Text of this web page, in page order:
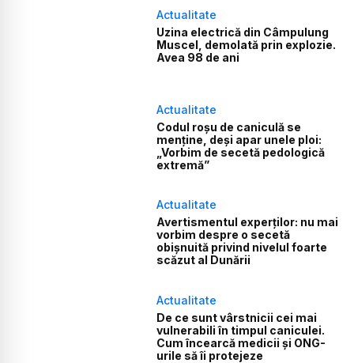
Actualitate
Uzina electrică din Câmpulung
Muscel, demolată prin explozie.
Avea 98 de ani
Actualitate
Codul roșu de caniculă se
menține, deși apar unele ploi:
„Vorbim de secetă pedologică
extremă”
Actualitate
Avertismentul experților: nu mai
vorbim despre o secetă
obișnuită privind nivelul foarte
scăzut al Dunării
Actualitate
De ce sunt vârstnicii cei mai
vulnerabili în timpul caniculei.
Cum încearcă medicii și ONG-
urile să îi protejeze